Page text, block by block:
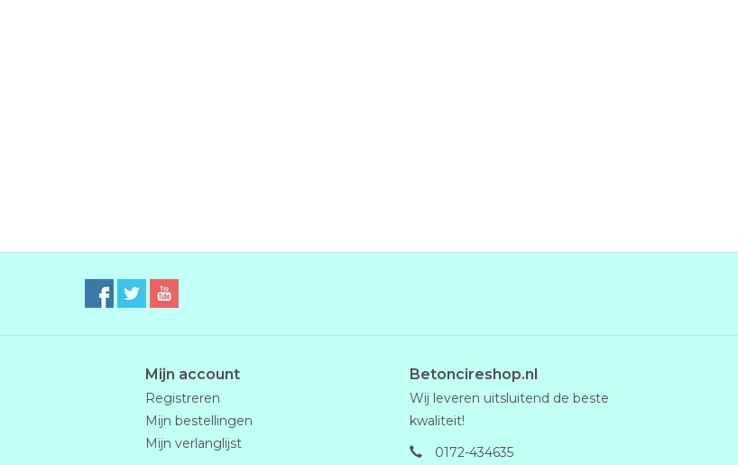
Mijn account
Registreren
Mijn bestellingen
Mijn verlanglijst
Betoncireshop.nl
Wij leveren uitsluitend de beste
kwaliteit!
0172-434635